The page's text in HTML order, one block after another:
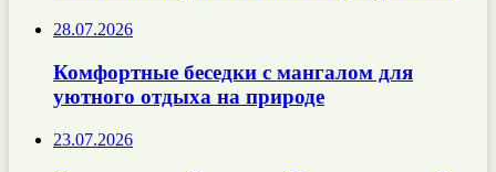
28.07.2026
Комфортные беседки с мангалом для
уютного отдыха на природе
23.07.2026